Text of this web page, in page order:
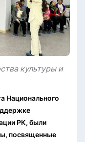
культуры и
Национального
РК, были
посвященные